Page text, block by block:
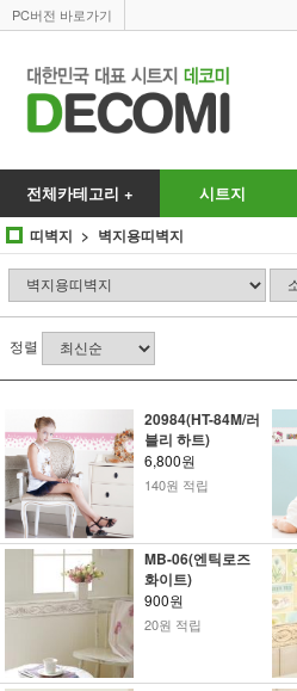
PC버전 바로가기
전체카테고리 + 시트지
띠벽지 벽지용띠벽지
정렬
20984(HT-84M/러
블리 하트)
6,800원
140원 적립
MB-06(엔틱로즈
화이트)
900원
20원 적립